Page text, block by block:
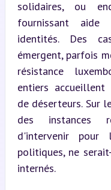
solidaires, ou
fournissant
identités. Des
émergent, parfois
résistance
entiers accueillent
de déserteurs. Sur
des instances
d'intervenir
politiques, ne
internés.